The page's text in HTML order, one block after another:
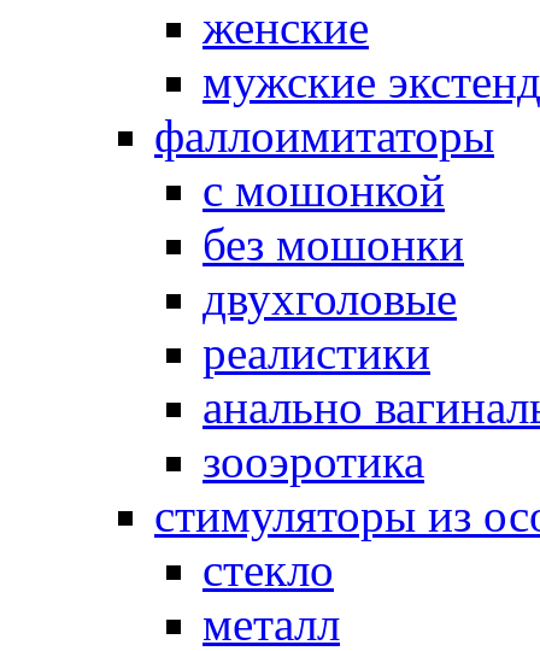
женские
мужские
фаллоимитаторы
с мошонкой
без мошонки
двухголовые
реалистики
анально
зооэротика
стимуляторы из
стекло
металл